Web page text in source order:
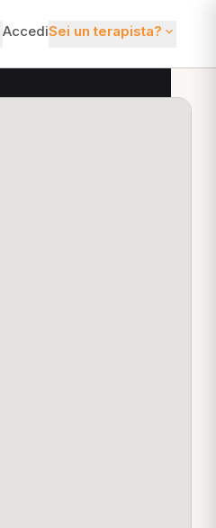
AccediSei un terapista?